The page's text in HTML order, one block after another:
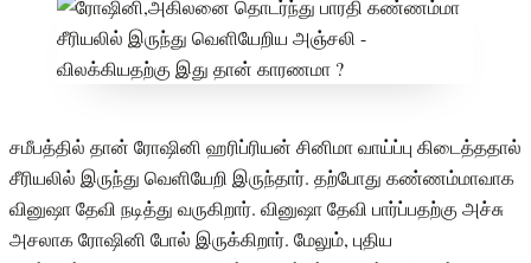
சமீபத்தில் தான் ரோஷினி ஹரிப்ரியன் சினிமா வாய்ப்பு கிடைத்ததால்
சீரியலில் இருந்து வெளியேறி இருந்தார். தற்போது கண்ணம்மாவாக
வினுஷா தேவி நடித்து வருகிறார். வினுஷா தேவி பார்ப்பதற்கு அச்சு
அசலாக ரோஷினி போல் இருக்கிறார். மேலும், புதிய